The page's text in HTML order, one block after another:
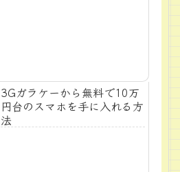
3Gガラケーから無料で10万
円台のスマホを手に入れる方
法